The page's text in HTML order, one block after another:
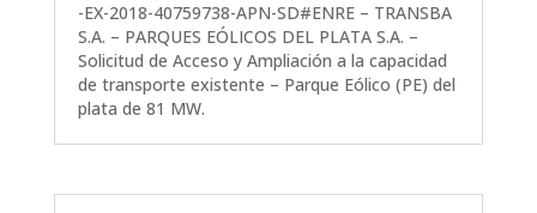
-EX-2018-40759738-APN-SD#ENRE – TRANSBA
S.A. – PARQUES EÓLICOS DEL PLATA S.A. –
Solicitud de Acceso y Ampliación a la capacidad
de transporte existente – Parque Eólico (PE) del
plata de 81 MW.